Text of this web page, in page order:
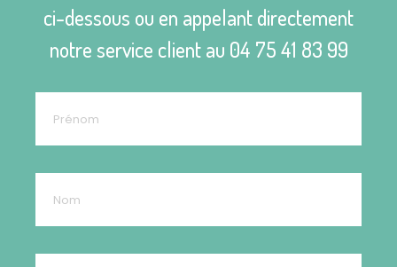
ci-dessous ou en appelant directement
notre service client au 04 75 41 83 99